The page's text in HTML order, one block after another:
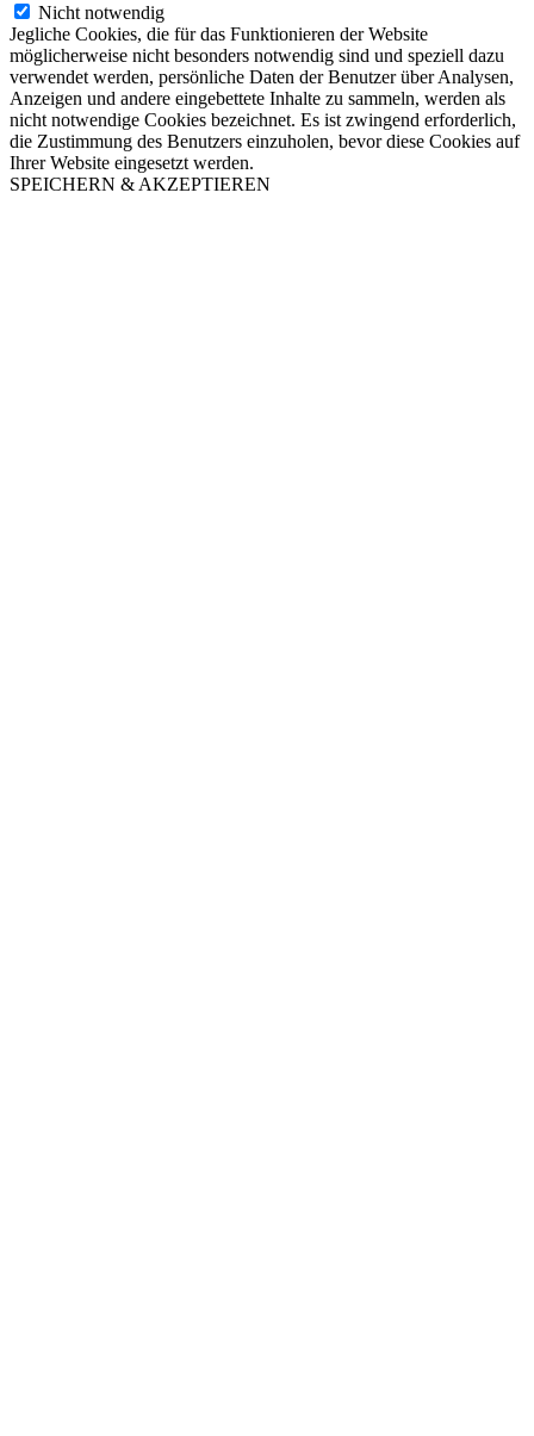
Nicht notwendig
Jegliche Cookies, die für das Funktionieren der Website
möglicherweise nicht besonders notwendig sind und speziell dazu
verwendet werden, persönliche Daten der Benutzer über Analysen,
Anzeigen und andere eingebettete Inhalte zu sammeln, werden als
nicht notwendige Cookies bezeichnet. Es ist zwingend erforderlich,
die Zustimmung des Benutzers einzuholen, bevor diese Cookies auf
Ihrer Website eingesetzt werden.
SPEICHERN & AKZEPTIEREN